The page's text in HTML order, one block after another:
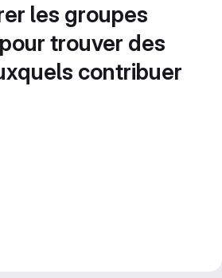
les groupes
trouver des
contribuer